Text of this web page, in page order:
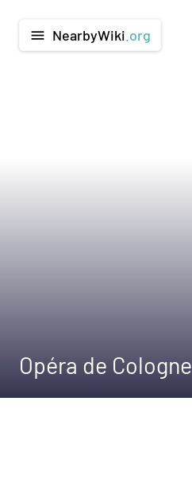
menu NearbyWiki .org
Opéra de Cologne